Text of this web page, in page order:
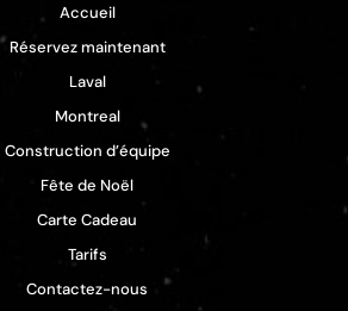
Accueil
Réservez maintenant
Laval
Montreal
Construction d’équipe
Fête de Noël
Carte Cadeau
Tarifs
Contactez-nous